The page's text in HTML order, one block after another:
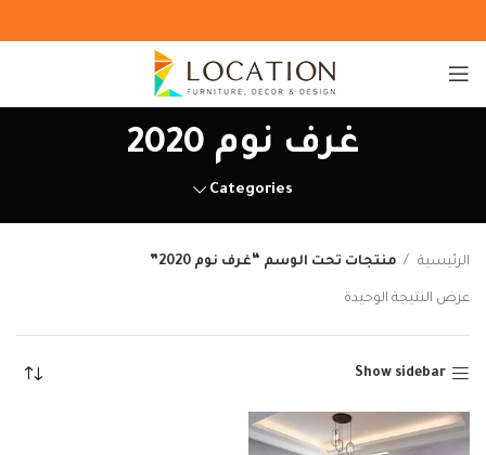
غرف نوم 2020
Categories
الرئيسية منتجات تحت الوسم “غرف نوم 2020”
عرض النتيجة الوحيدة
Show sidebar